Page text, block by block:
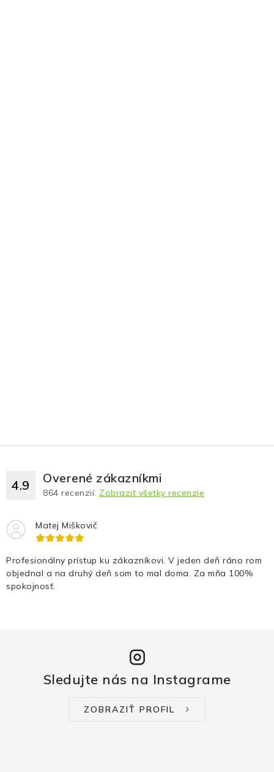
4.9 Overené zákazníkmi
864 recenzií. Zobraziť všetky recenzie
Matej Miškovič
Profesionálny prístup ku zákazníkovi. V jeden deň ráno rom
objednal a na druhý deň som to mal doma. Za mňa 100%
spokojnosť.
Sledujte nás na Instagrame
ZOBRAZIŤ PROFIL